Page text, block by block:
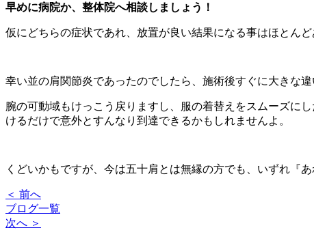
早めに病院か、整体院へ相談しましょう！
仮にどちらの症状であれ、放置が良い結果になる事はほとん
幸い並の肩関節炎であったのでしたら、施術後すぐに大きな
腕の可動域もけっこう戻りますし、服の着替えをスムーズに
けるだけで意外とすんなり到達できるかもしれませんよ。
くどいかもですが、今は五十肩とは無縁の方でも、いずれ『
＜ 前へ
ブログ一覧
次へ ＞